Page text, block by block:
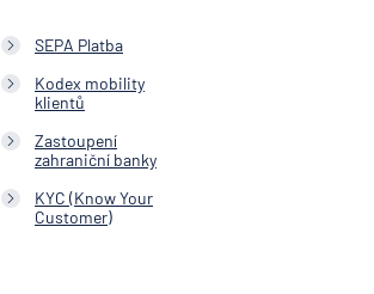
SEPA Platba
Kodex mobility
klientů
Zastoupení
zahraniční banky
KYC (Know Your
Customer)